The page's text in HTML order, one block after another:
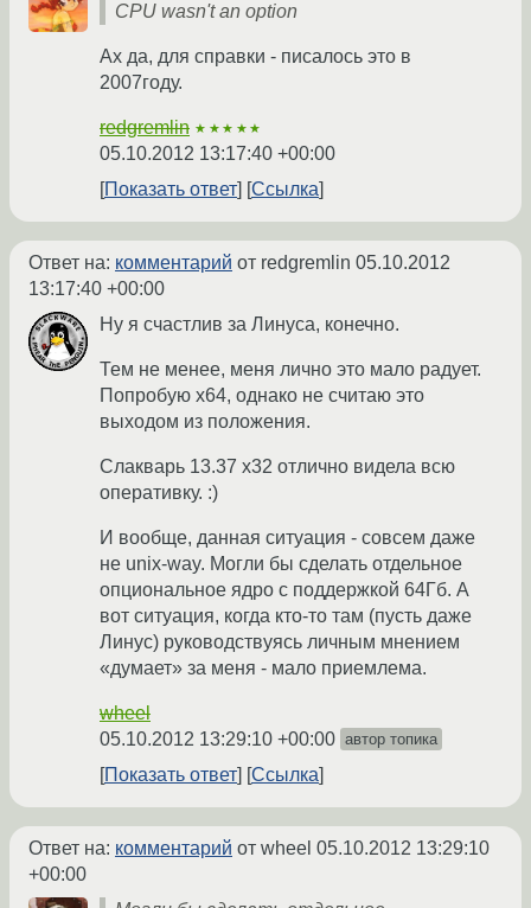
CPU wasn't an option
Ах да, для справки - писалось это в
2007году.
redgremlin ★★★★★
05.10.2012 13:17:40 +00:00
Показать ответ
Ссылка
Ответ на: комментарий от redgremlin 05.10.2012
13:17:40 +00:00
Ну я счастлив за Линуса, конечно.
Тем не менее, меня лично это мало радует.
Попробую х64, однако не считаю это
выходом из положения.
Слакварь 13.37 х32 отлично видела всю
оперативку. :)
И вообще, данная ситуация - совсем даже
не unix-way. Могли бы сделать отдельное
опциональное ядро с поддержкой 64Гб. А
вот ситуация, когда кто-то там (пусть даже
Линус) руководствуясь личным мнением
«думает» за меня - мало приемлема.
wheel
05.10.2012 13:29:10 +00:00 автор топика
Показать ответ Ссылка
Ответ на: комментарий от wheel 05.10.2012 13:29:10
+00:00